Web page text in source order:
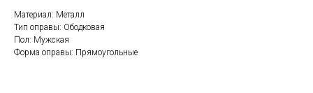
Материал: Металл
Тип оправы: Ободковая
Пол: Мужская
Форма оправы: Прямоугольные